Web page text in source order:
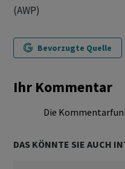
(AWP)
Bevorzugte Quelle
Ihr Kommentar
Die
DAS KÖNNTE SIE AUCH